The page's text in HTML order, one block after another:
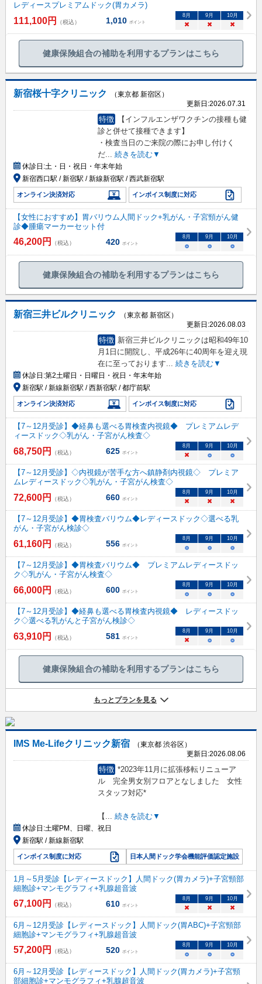
レディースプレミアムドック(胃カメラ)
111,100円 （税込） 1,010 ポイント
8月 9月 10月
× × ×
健康保険組合の補助を利用するプランはこちら
新宿桜十字クリニック
（東京都 新宿区）
更新日:2026.07.31
特徴
【インフルエンザワクチンの接種も健
診と併せて接種できます】
・検査当日のご来院の際にお申し付けく
だ... 続きを読む▼
休診日:土・日・祝日・年末年始
新宿西口駅 / 新宿駅 / 新線新宿駅 / 西武新宿駅
オンライン決済対応 インボイス制度に対応
【女性におすすめ】胃バリウム人間ドック+乳がん・子宮頸がん健
診◆腫瘍マーカーセット付
46,200円 （税込） 420 ポイント
8 月 9 月 10月
○ ○ ○
健康保険組合の補助を利用するプランはこちら
新宿三井ビルクリニック
（東京都 新宿区）
更新日:2026.08.03
特徴 新宿三井ビルクリニックは昭和49年10
月1日に開院し、平成26年に40周年を迎え現
在に至っております... 続きを読む▼
休診日:第2土曜日・日曜日・祝日・年末年始
新宿駅 / 新線新宿駅 / 西新宿駅 / 都庁前駅
オンライン決済対応 インボイス制度に対応
【7～12月受診】◆経鼻も選べる胃検査内視鏡◆ プレミアムレデ
ィースドック◇乳がん・子宮がん検査◇
68,750円 （税込） 625 ポイント
8月 9月 10月
× ○ ○
【7～12月受診】◇内視鏡が苦手な方へ鎮静剤内視鏡◇ プレミア
ムレディースドック◇乳がん・子宮がん検査◇
72,600円 （税込） 660 ポイント
8月 9月 10月
× × ×
【7～12月受診】◆胃検査バリウム◆レディースドック◇選べる乳
がん・子宮がん検診◇
61,160円 （税込） 556 ポイント
8月 9月 10月
○ ○ ○
【7～12月受診】◆胃検査バリウム◆ プレミアムレディースドッ
ク◇乳がん・子宮がん検査◇
66,000円 （税込） 600 ポイント
8月 9月 10月
○ ○ ○
【7～12月受診】◆経鼻も選べる胃検査内視鏡◆ レディースドッ
ク◇選べる乳がんと子宮がん検診◇
63,910円 （税込） 581 ポイント
8月 9月 10月
× ○ ○
健康保険組合の補助を利用するプランはこちら
もっとプランを見る
IMS Me-Lifeクリニック新宿
（東京都 渋谷区）
更新日:2026.08.06
特徴 *2023年11月に拡張移転リニューア
ル 完全男女別フロアとなしました 女性
スタッフ対応*
【 続きを読む▼
休診日:土曜PM、日曜、祝日
新宿駅 / 新線新宿駅
インボイス制度に対応 日本人間ドック学会機能評価認定施設
1月～5月受診【レディースドック】人間ドック(胃カメラ)+子宮頸部
細胞診+マンモグラフィ+乳腺超音波
67,100円 （税込） 610 ポイント
8 月 9 月 10月
× × ×
6月～12月受診【レディースドック】人間ドック(胃ABC)+子宮頸部
細胞診+マンモグラフィ+乳腺超音波
57,200円 （税込） 520 ポイント
8 月 9 月 10月
○ ○ ○
6月～12月受診【レディースドック】人間ドック(胃カメラ)+子宮頸
部細胞診+マンモグラフィ+乳腺超音波